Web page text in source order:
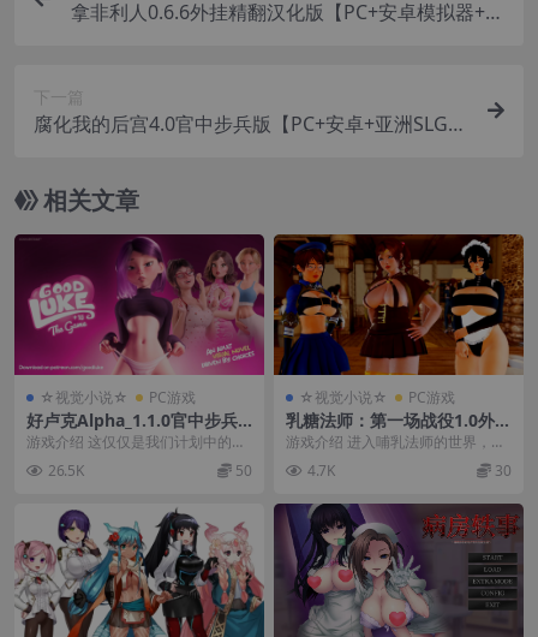
拿非利人0.6.6外挂精翻汉化版【PC+安卓模拟器+欧
下一篇
腐化我的后宫4.0官中步兵版【PC+安卓+亚洲SLG/
相关文章
☆视觉小说☆ PC游戏
好卢克Alpha_1.1.0官中步兵
版【PC+安卓+欧美漫画风SL
G/精品沙盒/后宫】/Good Lu
ke【1.2G】
游戏介绍 这仅仅是我们计划中的冰
山一角。 这款游戏将规模宏大，包
含互动、迷你游戏...
26.5K 50
☆视觉小说☆ PC游戏
乳糖法师：第一场战役1.0外挂
精翻汉化版【PC+安卓模拟器
+亚洲SLG/巨Ru法师/Q弹/精
品沙盒】/Lactomancer The
游戏介绍 进入哺乳法师的世界，品
尝 4 位丰满少女的 “精华”！ 控制可
爱的女魔...
4.7K 30